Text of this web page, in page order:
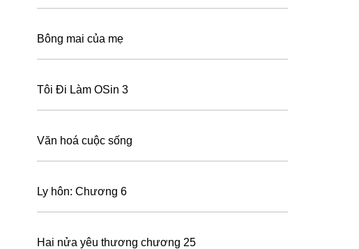
Bông mai của mẹ
Tôi Đi Làm OSin 3
Văn hoá cuộc sống
Ly hôn: Chương 6
Hai nửa yêu thương chương 25